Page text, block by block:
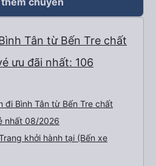
Tân từ Bến Tre chất
ưu đãi nhất: 106
đi Bình Tân từ Bến Tre chất
nhất 08/2026
khởi hành tại (Bến xe